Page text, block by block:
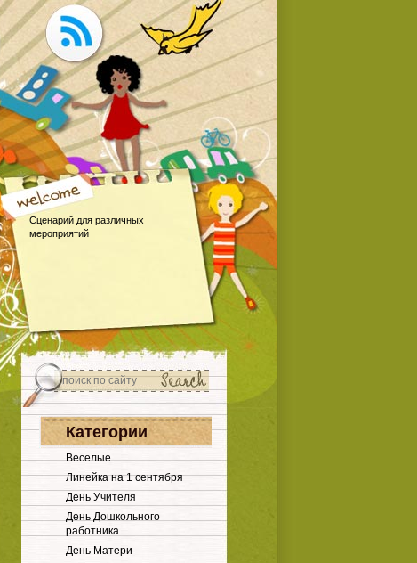
Сценарий для различных
мероприятий
Категории
Веселые
Линейка на 1 сентября
День Учителя
День Дошкольного
работника
День Матери